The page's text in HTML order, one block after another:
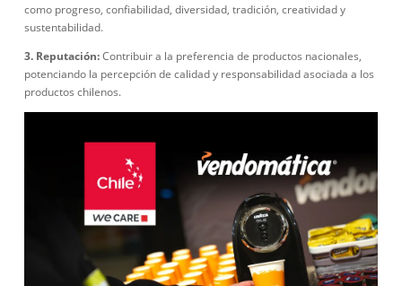
como progreso, confiabilidad, diversidad, tradición, creatividad y
sustentabilidad.
3. Reputación:Contribuir a la preferencia de productos nacionales,
potenciando la percepción de calidad y responsabilidad asociada a los
productos chilenos.